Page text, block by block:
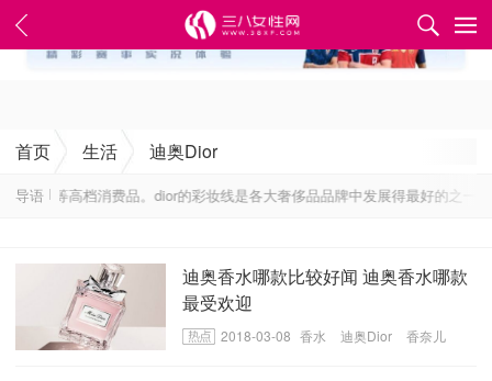
✕
首页 生活 迪奥Dior
导语
品等高档消费品。dior的彩妆线是各大奢侈品品牌中发展得最好的之一
迪奥香水哪款比较好闻 迪奥香水哪款
最受欢迎
2018-03-08 香水 迪奥Dior
香奈儿